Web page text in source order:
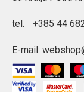
tel. +385 44
E-mail: